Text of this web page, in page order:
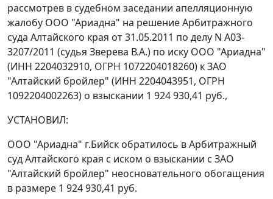
рассмотрев в судебном заседании апелляционную
жалобу ООО "Ариадна" на решение Арбитражного
суда Алтайского края от 31.05.2011 по делу N А03-
3207/2011 (судья Зверева В.А.) по иску ООО "Ариадна"
(ИНН 2204032910, ОГРН 1072204018260) к ЗАО
"Алтайский бройлер" (ИНН 2204043951, ОГРН
1092204002263) о взыскании 1 924 930,41 руб.,
УСТАНОВИЛ:
ООО "Ариадна" г.Бийск обратилось в Арбитражный
суд Алтайского края с иском о взыскании с ЗАО
"Алтайский бройлер" неосновательного обогащения
в размере 1 924 930,41 руб.